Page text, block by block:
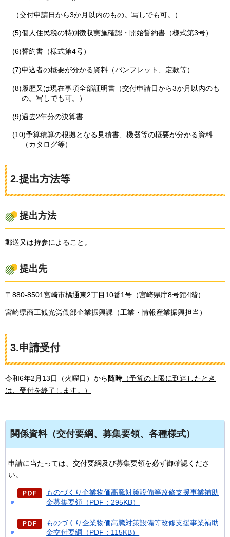
（交付申請日から3か月以内のもの。写しでも可。）
(5)個人住民税の特別徴収実施確認・開始誓約書（様式第3号）
(6)誓約書（様式第4号）
(7)申込者の概要が分かる資料（パンフレット、定款等）
(8)履歴又は現在事項全部証明書（交付申請日から3か月以内のも
の。写しでも可。）
(9)過去2年分の決算書
(10)予算積算の根拠となる見積書、機器等の概要が分かる資料
（カタログ等）
2.提出方法等
提出方法
郵送又は持参によること。
提出先
〒880-8501宮崎市橘通東2丁目10番1号（宮崎県庁8号館4階）
宮崎県商工観光労働部企業振興課（工業・情報産業振興担当）
3.申請受付
令和6年2月13日（火曜日）から 随時（予算の上限に到達したとき
は、受付を終了します。）
関係資料（交付要綱、募集要領、各種様式）
申請に当たっては、交付要綱及び募集要領を必ず御確認くださ
い。
ものづくり企業物価高騰対策設備等改修支援事業補助
金募集要領（PDF：295KB）
ものづくり企業物価高騰対策設備等改修支援事業補助
金交付要綱（PDF：115KB）